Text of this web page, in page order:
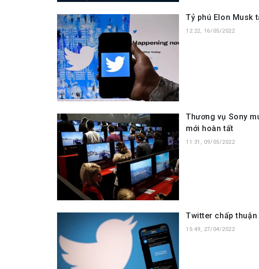
Tỷ phú Elon Musk
12:22, 16/05/2022
Thương vụ Sony
mới hoàn tất
11:31, 09/05/2022
Twitter chấp
15:49, 27/04/2022